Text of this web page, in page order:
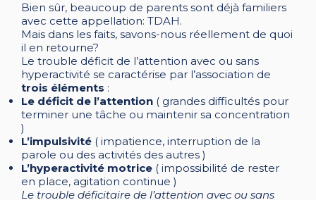
Bien sûr, beaucoup de parents sont déjà familiers
avec cette appellation: TDAH.
Mais dans les faits, savons-nous réellement de quoi
il en retourne?
Le trouble déficit de l’attention avec ou sans
hyperactivité se caractérise par l’association de
trois éléments :
Le déficit de l’attention ( grandes difficultés pour
terminer une tâche ou maintenir sa concentration
)
L’impulsivité ( impatience, interruption de la
parole ou des activités des autres )
L’hyperactivité motrice ( impossibilité de rester
en place, agitation continue )
Le trouble déficitaire de l’attention avec ou sans